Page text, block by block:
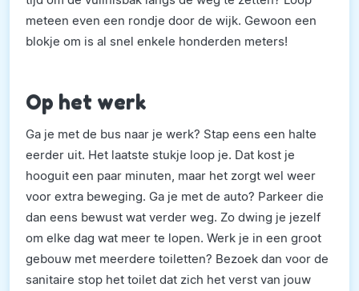
meteen even een rondje door de wijk. Gewoon een
blokje om is al snel enkele honderden meters!
Op het werk
Ga je met de bus naar je werk? Stap eens een halte
eerder uit. Het laatste stukje loop je. Dat kost je
hooguit een paar minuten, maar het zorgt wel weer
voor extra beweging. Ga je met de auto? Parkeer die
dan eens bewust wat verder weg. Zo dwing je jezelf
om elke dag wat meer te lopen. Werk je in een groot
gebouw met meerdere toiletten? Bezoek dan voor de
sanitaire stop het toilet dat zich het verst van jouw